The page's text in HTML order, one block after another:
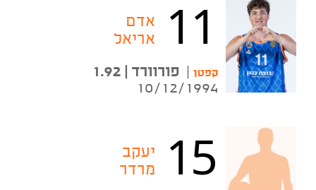
11
אדם
אריאל
קפטן |פורוורד | 1.92
10/12/1994
15
יעקב
מרדר